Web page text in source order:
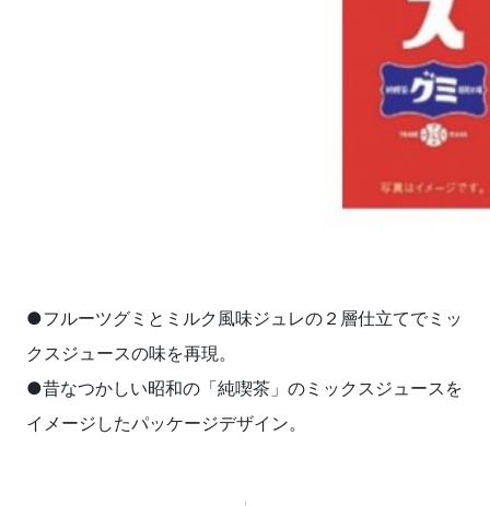
●フルーツグミとミルク風味ジュレの２層仕立てでミッ
クスジュースの味を再現。
●昔なつかしい昭和の「純喫茶」のミックスジュースを
イメージしたパッケージデザイン。